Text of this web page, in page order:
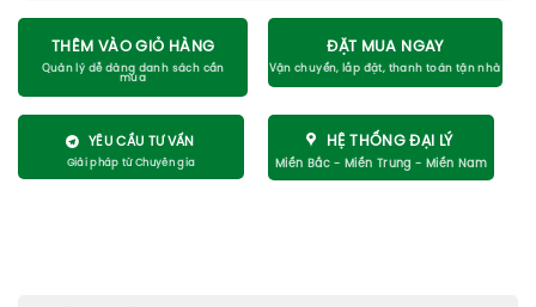
THÊM VÀO GIỎ HÀNG ĐẶT MUA NGAY
YÊU CẦU TƯ VẤN HỆ THỐNG ĐẠI LÝ